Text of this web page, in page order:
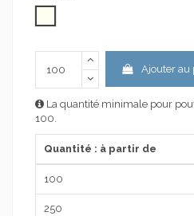
Ajouter au
La quantité minimale pour
100.
Quantité : à partir de
100
250